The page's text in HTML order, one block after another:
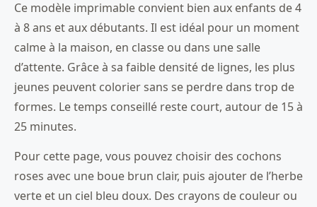
Ce modèle imprimable convient bien aux enfants de 4
à 8 ans et aux débutants. Il est idéal pour un moment
calme à la maison, en classe ou dans une salle
d’attente. Grâce à sa faible densité de lignes, les plus
jeunes peuvent colorier sans se perdre dans trop de
formes. Le temps conseillé reste court, autour de 15 à
25 minutes.
Pour cette page, vous pouvez choisir des cochons
roses avec une boue brun clair, puis ajouter de l’herbe
verte et un ciel bleu doux. Des crayons de couleur ou